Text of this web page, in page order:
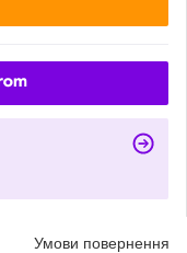
Умови повернення